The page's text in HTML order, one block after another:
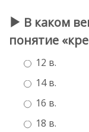
В каком
понятие
12 в.
14 в.
16 в.
18 в.